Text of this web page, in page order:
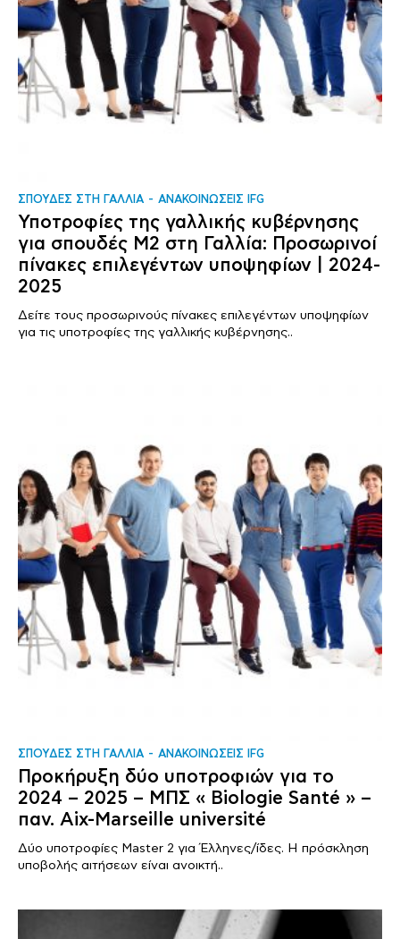
ΣΠΟΥΔΕΣ ΣΤΗ ΓΑΛΛΙΑ ΑΝΑΚΟΙΝΩΣΕΙΣ IFG
Υποτροφίες της γαλλικής κυβέρνησης
για σπουδές Μ2 στη Γαλλία: Προσωρινοί
πίνακες επιλεγέντων υποψηφίων | 2024-
2025
Δείτε τους προσωρινούς πίνακες επιλεγέντων υποψηφίων
για τις υποτροφίες της γαλλικής κυβέρνησης..
ΣΠΟΥΔΕΣ ΣΤΗ ΓΑΛΛΙΑ ΑΝΑΚΟΙΝΩΣΕΙΣ IFG
Προκήρυξη δύο υποτροφιών για το
2024 – 2025 – ΜΠΣ « Biologie Santé » –
παν. Aix-Marseille université
Δύο υποτροφίες Master 2 για Έλληνες/ίδες. Η πρόσκληση
υποβολής αιτήσεων είναι ανοικτή..